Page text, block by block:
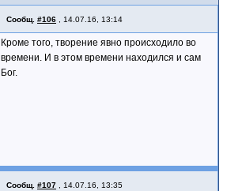
Сообщ. #106 14.07.16, 13:14
Кроме того, творение явно происходило во
времени. И в этом времени находился и сам
Бог.
Сообщ. #107 14.07.16, 13:35